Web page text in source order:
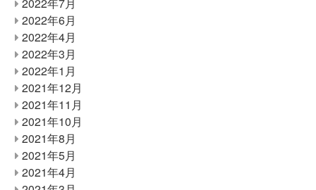
2022年7月
2022年6月
2022年4月
2022年3月
2022年1月
2021年12月
2021年11月
2021年10月
2021年8月
2021年5月
2021年4月